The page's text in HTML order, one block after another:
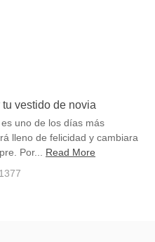
vestido de novia
uno de los días más
lleno de felicidad y cambiara
Por... Read More